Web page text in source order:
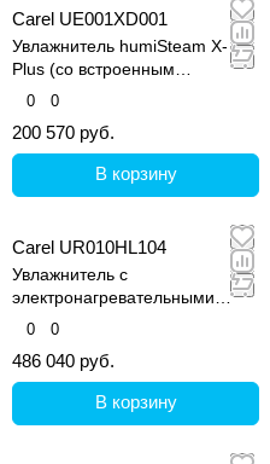
Carel UE001XD001
Увлажнитель humiSteam X-
Plus (со встроенным
контроллером и графическим
0 0
200 570 руб.
В корзину
Carel UR010HL104
Увлажнитель с
электронагревательными
элементами (Титан), с
0 0
486 040 руб.
В корзину